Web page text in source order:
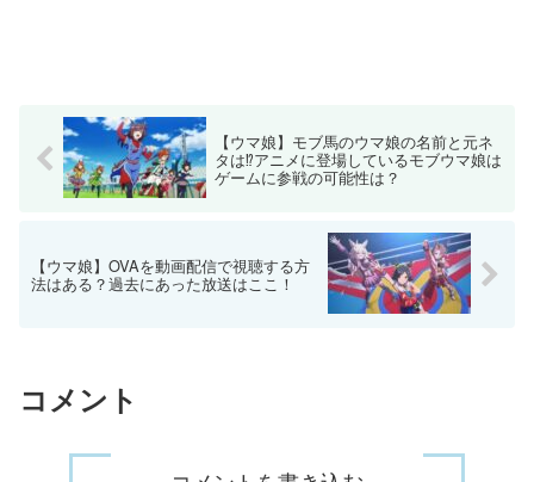
【ウマ娘】モブ馬のウマ娘の名前と元ネ
タは⁉アニメに登場しているモブウマ娘は
ゲームに参戦の可能性は？
【ウマ娘】OVAを動画配信で視聴する方
法はある？過去にあった放送はここ！
コメント